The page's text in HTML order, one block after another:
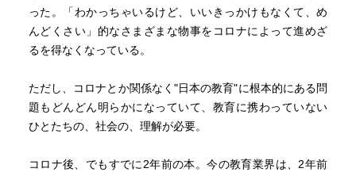
った。「わかっちゃいるけど、いいきっかけもなくて、め
んどくさい」的なさまざまな物事をコロナによって進めざ
るを得なくなっている。
ただし、コロナとか関係なく"日本の教育"に根本的にある問
題もどんどん明らかになっていて、教育に携わっていない
ひとたちの、社会の、理解が必要。
コロナ後、でもすでに2年前の本。今の教育業界は、2年前